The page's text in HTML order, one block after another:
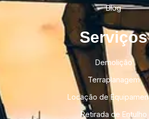
Blog
Serviços
Demolição
Terraplanagem
Locação de
Retirada de Entulho